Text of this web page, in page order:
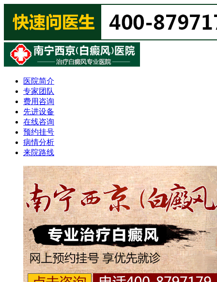
医院简介
专家团队
费用咨询
先进设备
在线咨询
预约挂号
病情分析
来院路线